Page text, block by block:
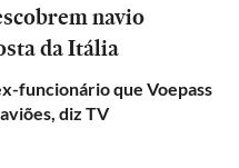
navio
da Itália
funcionário que Voepass
diz TV